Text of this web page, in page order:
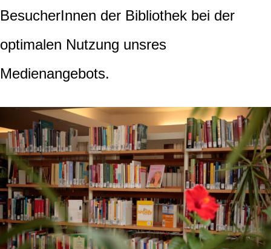
BesucherInnen der Bibliothek bei der
optimalen Nutzung unsres
Medienangebots.